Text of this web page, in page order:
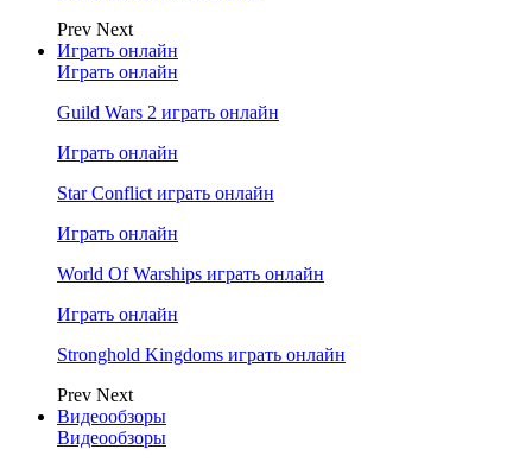
Prev Next
Играть онлайн
Играть онлайн
Guild Wars 2 играть онлайн
Играть онлайн
Star Conflict играть онлайн
Играть онлайн
World Of Warships играть онлайн
Играть онлайн
Stronghold Kingdoms играть онлайн
Prev Next
Видеообзоры
Видеообзоры